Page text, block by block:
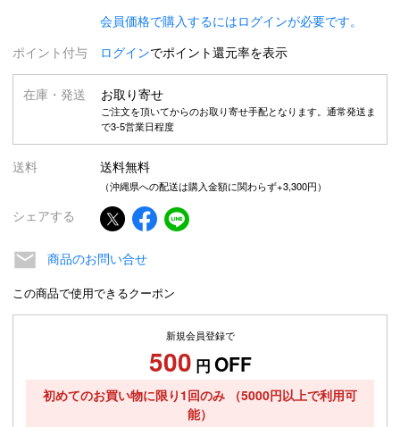
会員価格で購入するにはログインが必要です。
ポイント付与
ログインでポイント還元率を表示
在庫・発送 お取り寄せ
ご注文を頂いてからのお取り寄せ手配となります。通常発送ま
で3-5営業日程度
送料 送料無料
（沖縄県への配送は購入金額に関わらず+3,300円）
シェアする
商品のお問い合せ
この商品で使用できるクーポン
新規会員登録で
500 円 OFF
初めてのお買い物に限り1回のみ
（5000円以上で利用可
能）